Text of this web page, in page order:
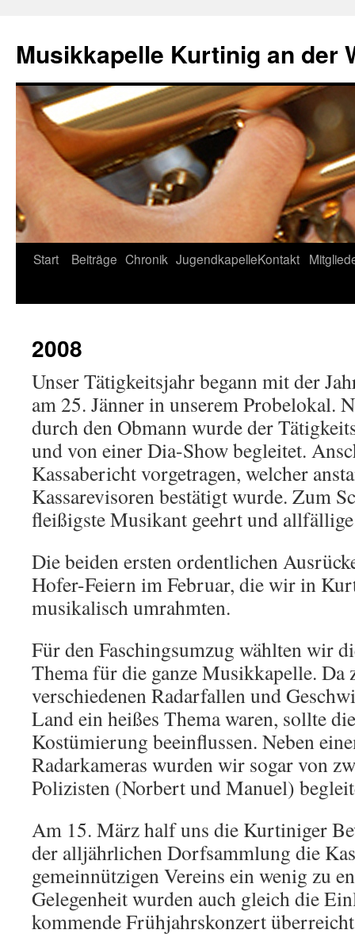
Musikkapelle Kurtinig an der
Start Beiträge Chronik JugendkapelleKontakt
2008
Unser Tätigkeitsjahr begann mit der
am 25. Jänner in unserem Probelokal.
durch den Obmann wurde der
und von einer Dia-Show begleitet.
Kassabericht vorgetragen, welcher
Kassarevisoren bestätigt wurde. Zum
fleißigste Musikant geehrt und
Die beiden ersten ordentlichen
Hofer-Feiern im Februar, die wir in
musikalisch umrahmten.
Für den Faschingsumzug wählten wir
Thema für die ganze Musikkapelle. Da
verschiedenen Radarfallen und
Land ein heißes Thema waren, sollte
Kostümierung beeinflussen. Neben
Radarkameras wurden wir sogar von
Polizisten (Norbert und Manuel)
Am 15. März half uns die Kurtiniger
der alljährlichen Dorfsammlung die
gemeinnützigen Vereins ein wenig zu
Gelegenheit wurden auch gleich die
kommende Frühjahrskonzert